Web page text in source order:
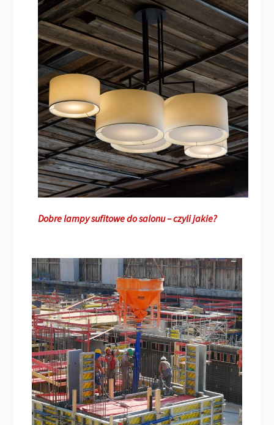
Dobre lampy sufitowe do salonu – czyli jakie?